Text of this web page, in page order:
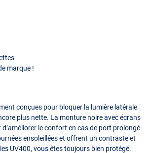
marque !
conçues pour bloquer la lumière latérale
plus nette. La monture noire avec écrans
le confort en cas de port prolongé.
ensoleillées et offrent un contraste et
UV400, vous êtes toujours bien protégé.